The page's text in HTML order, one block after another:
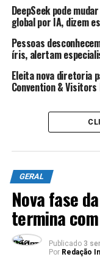
A ponte
janeiro,
estarão
prontas.
marco
dando
para
nosso
DeepSeek pode
global por IA, dizem
Pessoas
íris, alertam
Eleita nova diretoria
Convention & Visitors
GERAL
Nova fase
termina
Publicado 3
Por Redação